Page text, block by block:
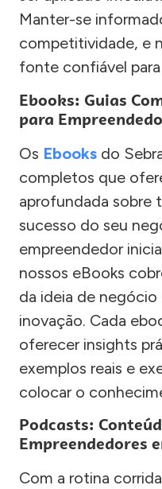
Manter-se
competitividade, e
fonte confiável para
Ebooks: Guias
para
Os Ebooks do
completos que
aprofundada sobre
sucesso do seu
empreendedor
nossos eBooks
da ideia de negócio
inovação. Cada
oferecer insights
exemplos reais e
colocar o
Podcasts:
Empreendedores
Com a rotina